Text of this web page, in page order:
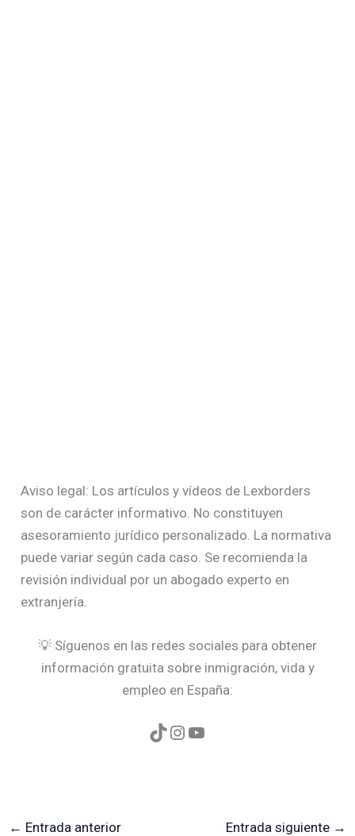
Aviso legal: Los artículos y vídeos de Lexborders
son de carácter informativo. No constituyen
asesoramiento jurídico personalizado. La normativa
puede variar según cada caso. Se recomienda la
revisión individual por un abogado experto en
extranjería.
💡 Síguenos en las redes sociales para obtener
información gratuita sobre inmigración, vida y
empleo en España:
← Entrada anterior Entrada siguiente →